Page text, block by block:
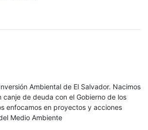
Ambiental de El Salvador. Nacimos
canje de deuda con el Gobierno de los
enfocamos en proyectos y acciones
Medio Ambiente